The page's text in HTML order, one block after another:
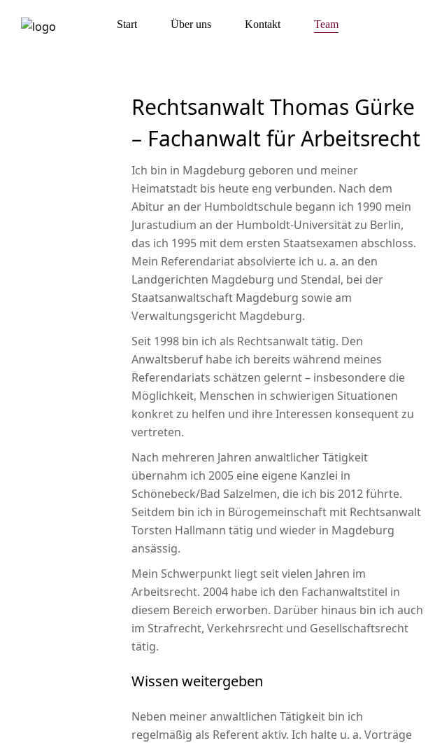
Start Über uns Kontakt Team
Rechtsanwalt Thomas Gürke
– Fachanwalt für Arbeitsrecht
Ich bin in Magdeburg geboren und meiner
Heimatstadt bis heute eng verbunden. Nach dem
Abitur an der Humboldtschule begann ich 1990 mein
Jurastudium an der Humboldt-Universität zu Berlin,
das ich 1995 mit dem ersten Staatsexamen abschloss.
Mein Referendariat absolvierte ich u. a. an den
Landgerichten Magdeburg und Stendal, bei der
Staatsanwaltschaft Magdeburg sowie am
Verwaltungsgericht Magdeburg.
Seit 1998 bin ich als Rechtsanwalt tätig. Den
Anwaltsberuf habe ich bereits während meines
Referendariats schätzen gelernt – insbesondere die
Möglichkeit, Menschen in schwierigen Situationen
konkret zu helfen und ihre Interessen konsequent zu
vertreten.
Nach mehreren Jahren anwaltlicher Tätigkeit
übernahm ich 2005 eine eigene Kanzlei in
Schönebeck/Bad Salzelmen, die ich bis 2012 führte.
Seitdem bin ich in Bürogemeinschaft mit Rechtsanwalt
Torsten Hallmann tätig und wieder in Magdeburg
ansässig.
Mein Schwerpunkt liegt seit vielen Jahren im
Arbeitsrecht. 2004 habe ich den Fachanwaltstitel in
diesem Bereich erworben. Darüber hinaus bin ich auch
im Strafrecht, Verkehrsrecht und Gesellschaftsrecht
tätig.
Wissen weitergeben
Neben meiner anwaltlichen Tätigkeit bin ich
regelmäßig als Referent aktiv. Ich halte u. a. Vorträge